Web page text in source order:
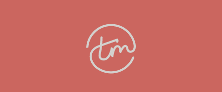
barnvagnsrum, cykelrum samt en underbar innergård
med flera uteplatser och grillmöjligheter sommartid.
Mycket lekvänlig innergård med både gräsyta och